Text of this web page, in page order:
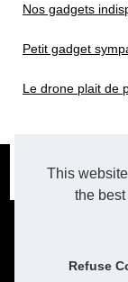
This
the
Refuse
Nos gadgets
Petit gadget
Le drone plait de